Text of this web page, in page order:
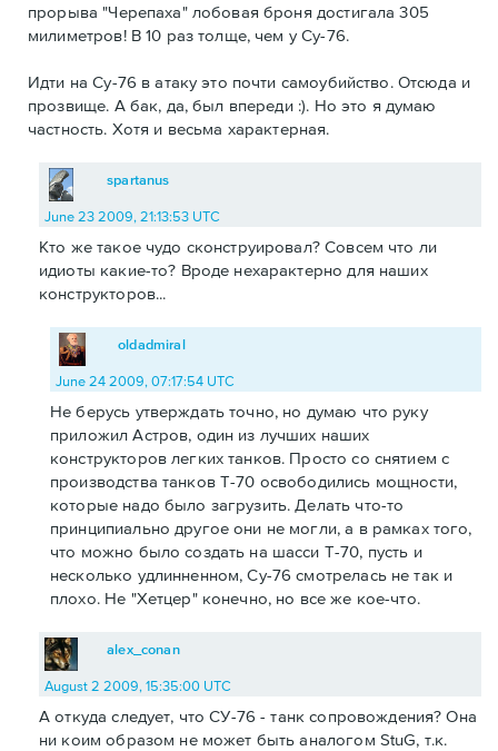
прорыва "Черепаха" лобовая броня достигала 305
милиметров! В 10 раз толще, чем у Су-76.
Идти на Су-76 в атаку это почти самоубийство. Отсюда и
прозвище. А бак, да, был впереди :). Но это я думаю
частность. Хотя и весьма характерная.
spartanus
June 23 2009, 21:13:53 UTC
Кто же такое чудо сконструировал? Совсем что ли
идиоты какие-то? Вроде нехарактерно для наших
конструкторов...
oldadmiral
June 24 2009, 07:17:54 UTC
Не берусь утверждать точно, но думаю что руку
приложил Астров, один из лучших наших
конструкторов легких танков. Просто со снятием с
производства танков Т-70 освободились мощности,
которые надо было загрузить. Делать что-то
принципиально другое они не могли, а в рамках того,
что можно было создать на шасси Т-70, пусть и
несколько удлинненном, Су-76 смотрелась не так и
плохо. Не "Хетцер" конечно, но все же кое-что.
alex_conan
August 2 2009, 15:35:00 UTC
А откуда следует, что СУ-76 - танк сопровождения? Она
ни коим образом не может быть аналогом StuG, т.к.